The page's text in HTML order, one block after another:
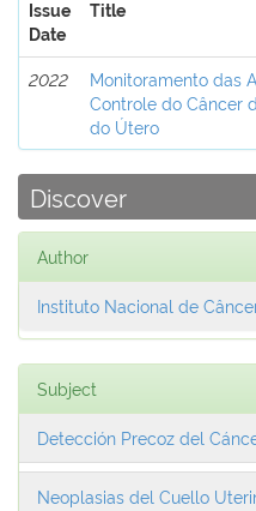
Issue
Date
Title
2022
Monitoramento das
Controle do Câncer
do Útero
Discover
Author
Instituto Nacional de Câncer
Subject
Detección Precoz del
Neoplasias del Cuello